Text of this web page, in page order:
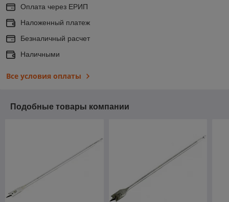
Оплата через ЕРИП
Наложенный платеж
Безналичный расчет
Наличными
Все условия оплаты
Подобные товары компании